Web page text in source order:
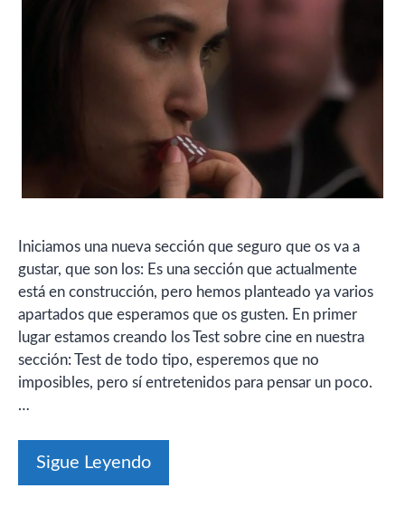
Iniciamos una nueva sección que seguro que os va a
gustar, que son los: Es una sección que actualmente
está en construcción, pero hemos planteado ya varios
apartados que esperamos que os gusten. En primer
lugar estamos creando los Test sobre cine en nuestra
sección: Test de todo tipo, esperemos que no
imposibles, pero sí entretenidos para pensar un poco.
…
Sigue Leyendo